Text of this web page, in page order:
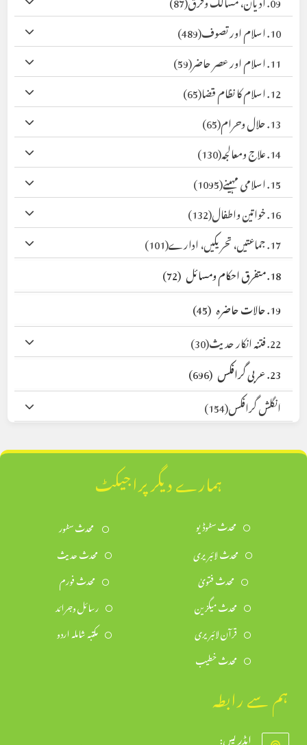
10. اسلام اور تصوف
(489)
11. اسلام اور عصر حاضر
(59)
12. اسلام کا نظام قضا
(65)
13. حلال وحرام
(65)
14. علاج ومعالجہ
(130)
15. اسلامی مہینے
(1095)
16. خواتین واطفال
(132)
17. جماعتیں، تحریکیں، ادارے
(101)
18. متفرق احکام ومسائل
(72)
19. حالات حاضرہ
(45)
22. فتنہ انکار حدیث
(30)
23. عربی گرافکس
(696)
انگلش گرافکس(154)
ہمارے دیگر پراجیکٹ
محدث سٹوڈیو
محدث سٹور
محدث لائبریری
محدث حدیث
محدث فتویٰ
محدث فورم
محدث میگزین
رسائل وجرائد
قرآن لائبریری
مکتبہ شاملہ اردو
محدث خطیب
ہم سے رابطہ
ایڈریس: